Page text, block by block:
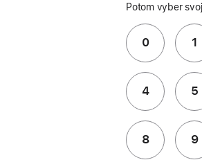
Potom vyber
0 1
4 5
8 9